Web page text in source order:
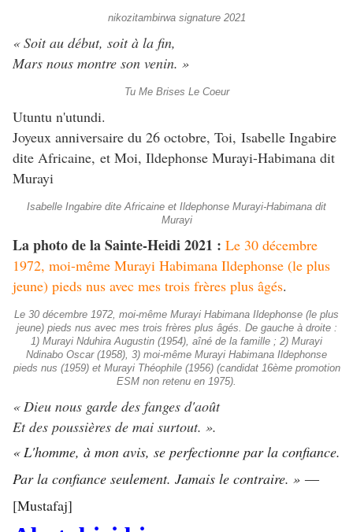
nikozitambirwa signature 2021
« Soit au début, soit à la fin,
Mars nous montre son venin. »
Tu Me Brises Le Coeur
Utuntu n'utundi.
Joyeux anniversaire du 26 octobre, Toi, Isabelle Ingabire
dite Africaine, et Moi, Ildephonse Murayi-Habimana dit
Murayi
Isabelle Ingabire dite Africaine et Ildephonse Murayi-Habimana dit
Murayi
La photo de la Sainte-Heidi 2021 : Le 30 décembre
1972, moi-même Murayi Habimana Ildephonse (le plus
jeune) pieds nus avec mes trois frères plus âgés.
Le 30 décembre 1972, moi-même Murayi Habimana Ildephonse (le plus
jeune) pieds nus avec mes trois frères plus âgés. De gauche à droite :
1) Murayi Nduhira Augustin (1954), aîné de la famille ; 2) Murayi
Ndinabo Oscar (1958), 3) moi-même Murayi Habimana Ildephonse
pieds nus (1959) et Murayi Théophile (1956) (candidat 16ème promotion
ESM non retenu en 1975).
« Dieu nous garde des fanges d'août
Et des poussières de mai surtout. ».
« L'homme, à mon avis, se perfectionne par la confiance.
Par la confiance seulement. Jamais le contraire. » ―
[Mustafaj]